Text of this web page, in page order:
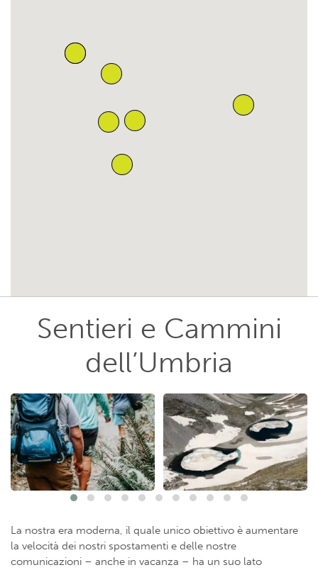
Sentieri e Cammini
dell’Umbria
La nostra era moderna, il quale unico obiettivo è aumentare
la velocità dei nostri spostamenti e delle nostre
comunicazioni – anche in vacanza – ha un suo lato